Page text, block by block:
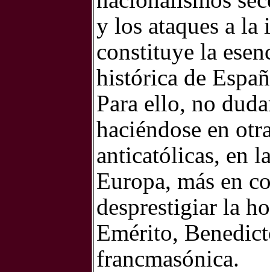
y los ataques a
constituye la
histórica de
Para ello, no
haciéndose en
anticatólicas, en
Europa, más en
desprestigiar la
Emérito,
francmasónica.